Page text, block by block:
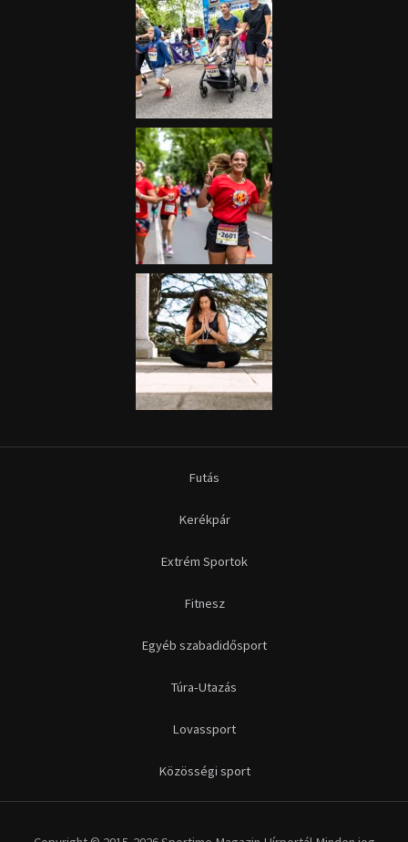
Futás
Kerékpár
Extrém Sportok
Fitnesz
Egyéb szabadidősport
Túra-Utazás
Lovassport
Közösségi sport